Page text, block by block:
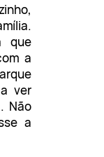
que
a
ver
Não
a